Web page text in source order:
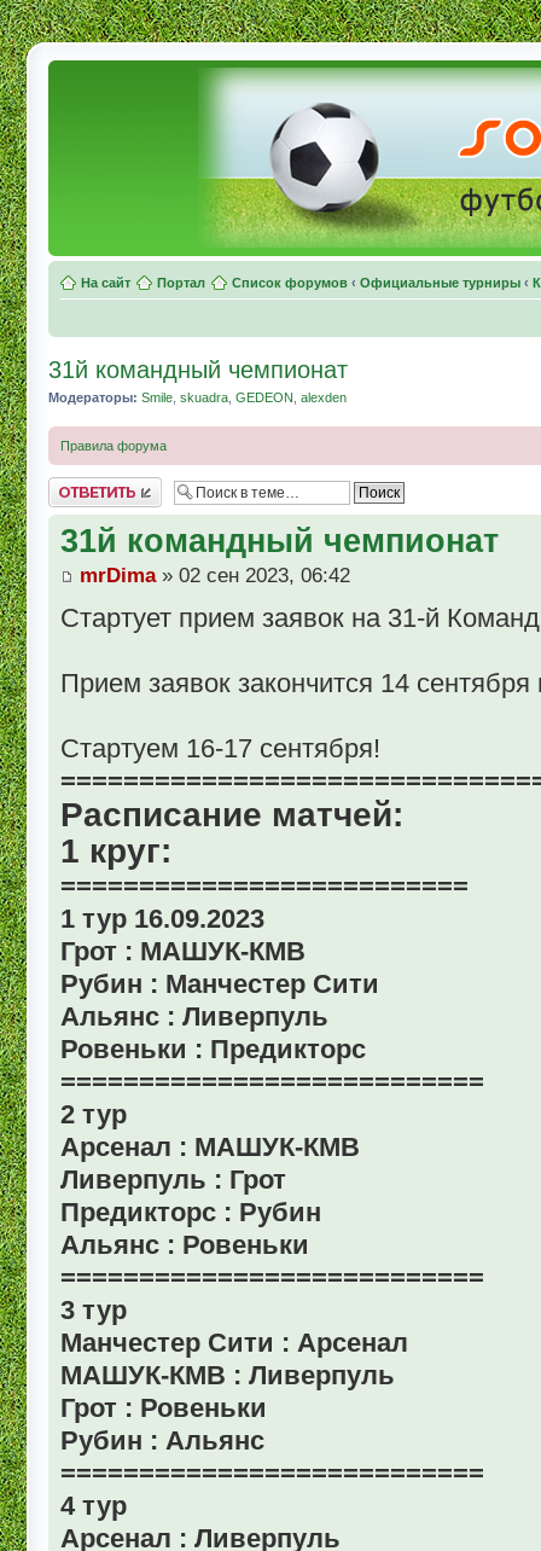
На сайт Портал Список форумов ‹ Официальные турниры ‹
31й командный чемпионат
Модераторы: Smile skuadra GEDEON alexden
Правила форума
Комментировать
31й командный чемпионат
mrDima» 02 сен 2023, 06:42
Стартует прием заявок на 31-й
Прием заявок закончится 14 сентября
Стартуем 16-17 сентября!
Расписание матчей:
1 круг:
==========================
1 тур 16.09.2023
Грот : МАШУК-КМВ
Рубин : Манчестер Сити
Альянс : Ливерпуль
Ровеньки : Предикторс
===========================
2 тур
Арсенал : МАШУК-КМВ
Ливерпуль : Грот
Предикторс : Рубин
Альянс : Ровеньки
===========================
3 тур
Манчестер Сити : Арсенал
МАШУК-КМВ : Ливерпуль
Грот : Ровеньки
Рубин : Альянс
===========================
4 тур
Арсенал : Ливерпуль